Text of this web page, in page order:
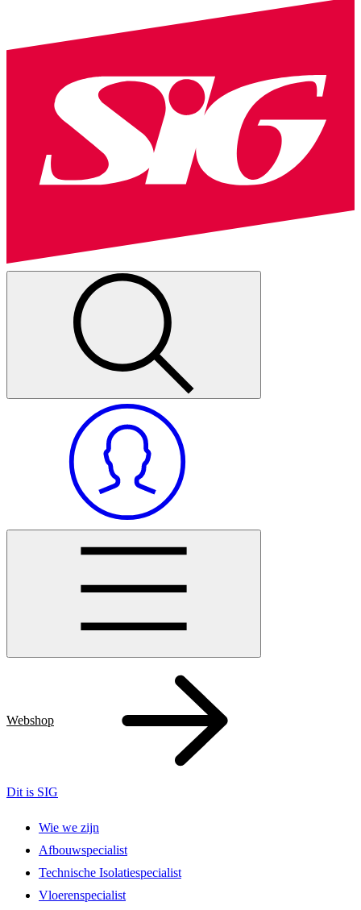
Webshop
Dit is SIG
Wie we zijn
Afbouwspecialist
Technische Isolatiespecialist
Vloerenspecialist